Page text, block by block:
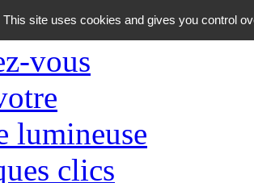
08 59
vous
This site uses cookies and gives you control